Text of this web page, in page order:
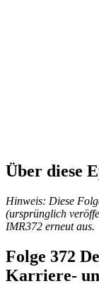
Über diese
Hinweis: Diese
(ursprünglich
IMR372 erneut aus.
Folge 372
Karriere-